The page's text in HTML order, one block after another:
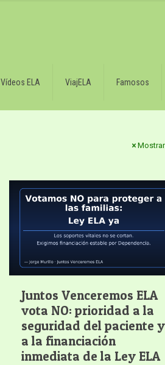
Vídeos ELA ViajELA Famosos
Juntos Venceremos ELA
vota NO: prioridad a la
seguridad del paciente y
a la financiación
inmediata de la Ley ELA